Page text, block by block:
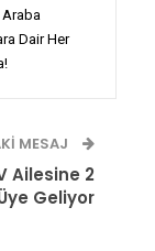
Araba
Dair Her
MESAJ
Ailesine 2
Geliyor